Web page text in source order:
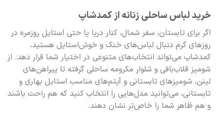
خرید لباس ساحلی زنانه از کمدشاپ
اگر برای تابستان، سفر شمال، کنار دریا یا حتی استایل روزمره در
روزهای گرم دنبال لباس‌های خنک و خوش‌استایل هستید،
کمدشاپ می‌تواند انتخاب‌های متنوعی در اختیار شما قرار دهد. از
شومیز قلاب‌بافی و شلوار مکرومه ساحلی گرفته تا پیراهن‌های
لینن، شومیزهای تابستانی و آیتم‌های مناسب استایل بهاری و
تابستانی، می‌توانید مدل‌هایی را انتخاب کنید که هم راحت باشند
و هم ظاهر شما را خاص‌تر نشان دهند.